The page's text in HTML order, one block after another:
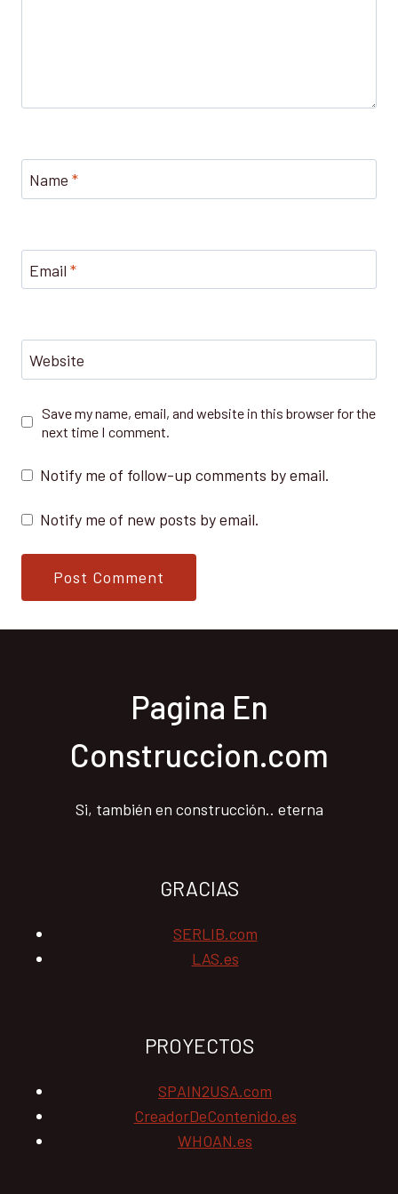
Name *
Email *
Website
Save my name, email, and website in this browser for the
next time I comment.
Notify me of follow-up comments by email.
Notify me of new posts by email.
Pagina En
Construccion.com
Si, también en construcción.. eterna
GRACIAS
SERLIB.com
LAS.es
PROYECTOS
SPAIN2USA.com
CreadorDeContenido.es
WHOAN.es